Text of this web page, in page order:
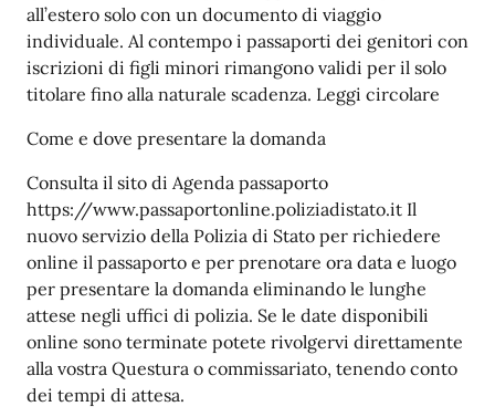
all’estero solo con un documento di viaggio
individuale. Al contempo i passaporti dei genitori con
iscrizioni di figli minori rimangono validi per il solo
titolare fino alla naturale scadenza. Leggi circolare
Come e dove presentare la domanda
Consulta il sito di Agenda passaporto
https://www.passaportonline.poliziadistato.it Il
nuovo servizio della Polizia di Stato per richiedere
online il passaporto e per prenotare ora data e luogo
per presentare la domanda eliminando le lunghe
attese negli uffici di polizia. Se le date disponibili
online sono terminate potete rivolgervi direttamente
alla vostra Questura o commissariato, tenendo conto
dei tempi di attesa.